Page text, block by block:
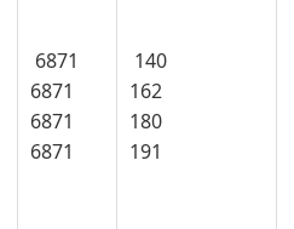
6871
6871
6871
6871
140
162
180
191